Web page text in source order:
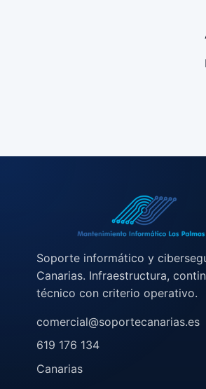
Soporte informático y
Canarias. Infraestructura,
técnico con criterio operativo.
comercial@soportecanarias.es
619 176 134
Canarias